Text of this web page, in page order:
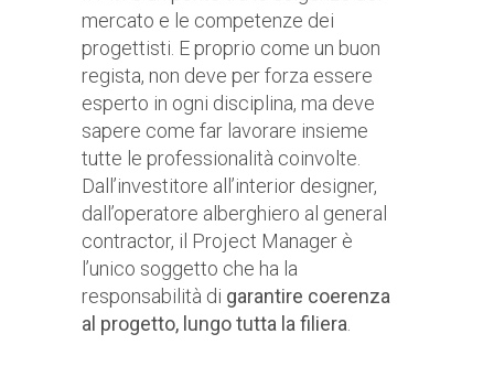
mercato e le competenze dei
progettisti. E proprio come un buon
regista, non deve per forza essere
esperto in ogni disciplina, ma deve
sapere come far lavorare insieme
tutte le professionalità coinvolte.
Dall’investitore all’interior designer,
dall’operatore alberghiero al general
contractor, il Project Manager è
l’unico soggetto che ha la
responsabilità di garantire coerenza
al progetto, lungo tutta la filiera